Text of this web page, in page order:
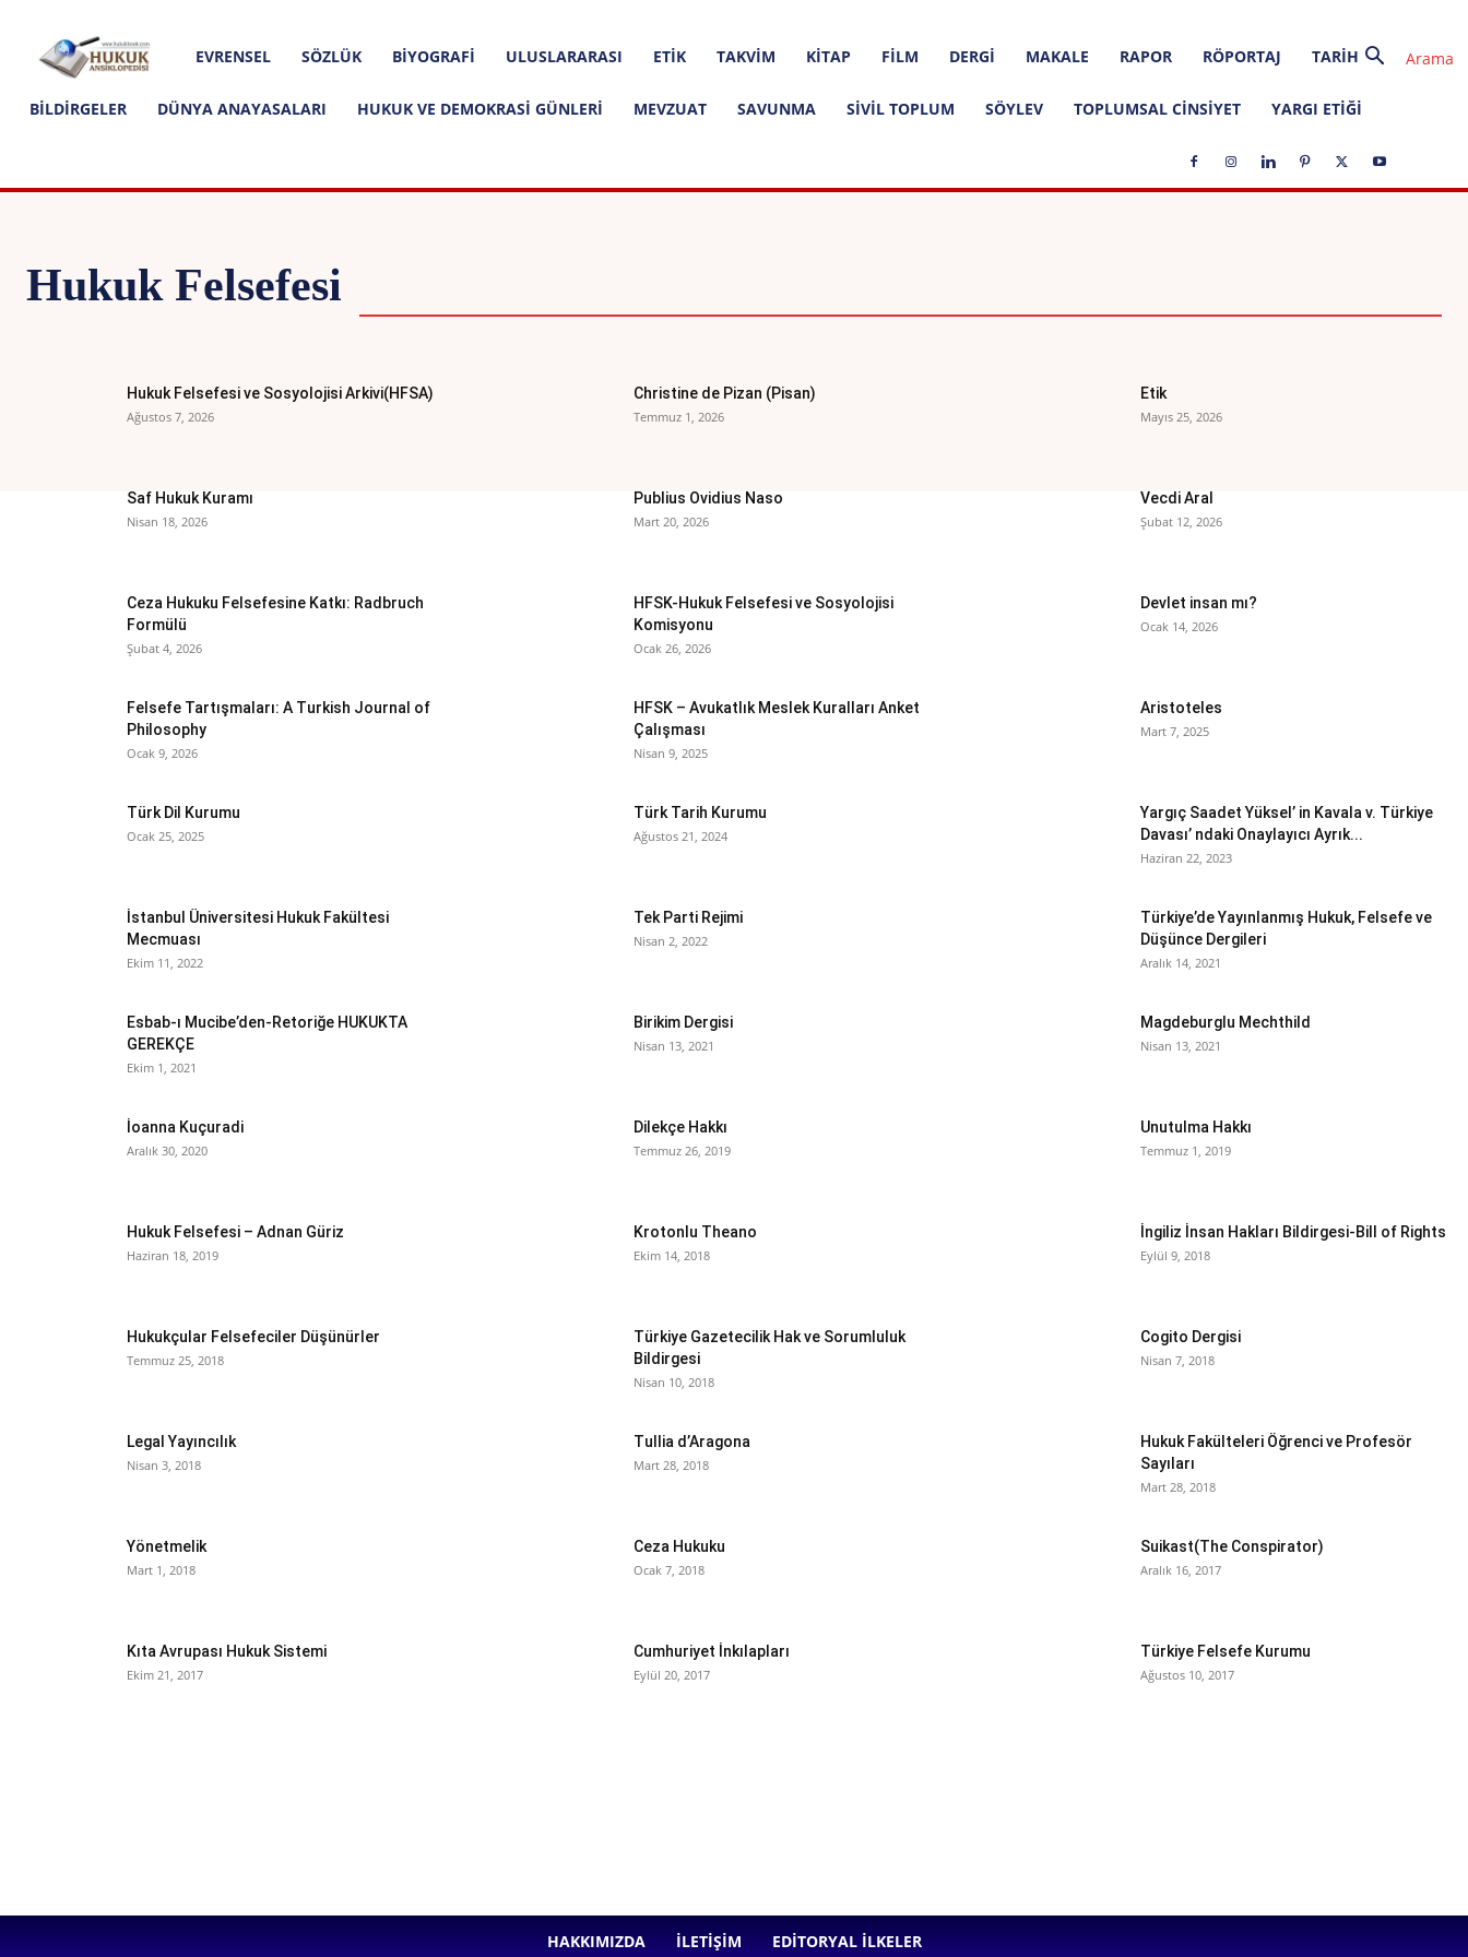
Hukuk
Ansiklopedisi
EVRENSEL SÖZLÜK BIYOGRAFI ULUSLARARASI ETIK TAKVIM KITAP FILM DERGI MAKALE RAPOR RÖPORTAJ TARIH
BILDIRGELER DÜNYA ANAYASALARI HUKUK VE DEMOKRASI GÜNLERI MEVZUAT SAVUNMA SIVIL TOPLUM SÖYLEV TOPLUMSAL CINSIYET YARGI ETIĞI
Hukuk Felsefesi
Hukuk Felsefesi ve Sosyolojisi Arkivi(HFSA)
Ağustos 7, 2026
Christine de Pizan (Pisan)
Temmuz 1, 2026
Etik
Mayıs 25, 2026
Saf Hukuk Kuramı
Nisan 18, 2026
Publius Ovidius Naso
Mart 20, 2026
Vecdi Aral
Şubat 12, 2026
Ceza Hukuku Felsefesine Katkı: Radbruch
Formülü
Şubat 4, 2026
HFSK-Hukuk Felsefesi ve Sosyolojisi
Komisyonu
Ocak 26, 2026
Devlet insan mı?
Ocak 14, 2026
Felsefe Tartışmaları: A Turkish Journal of
Philosophy
Ocak 9, 2026
HFSK – Avukatlık Meslek Kuralları Anket
Çalışması
Nisan 9, 2025
Aristoteles
Mart 7, 2025
Türk Dil Kurumu
Ocak 25, 2025
Türk Tarih Kurumu
Ağustos 21, 2024
Yargıç Saadet Yüksel’ in Kavala v. Türkiye
Davası’ ndaki Onaylayıcı Ayrık...
Haziran 22, 2023
İstanbul Üniversitesi Hukuk Fakültesi
Mecmuası
Ekim 11, 2022
Tek Parti Rejimi
Nisan 2, 2022
Türkiye’de Yayınlanmış Hukuk, Felsefe ve
Düşünce Dergileri
Aralık 14, 2021
Esbab-ı Mucibe’den-Retoriğe HUKUKTA
GEREKÇE
Ekim 1, 2021
Birikim Dergisi
Nisan 13, 2021
Magdeburglu Mechthild
Nisan 13, 2021
İoanna Kuçuradi
Aralık 30, 2020
Dilekçe Hakkı
Temmuz 26, 2019
Unutulma Hakkı
Temmuz 1, 2019
Hukuk Felsefesi – Adnan Güriz
Haziran 18, 2019
Krotonlu Theano
Ekim 14, 2018
İngiliz İnsan Hakları Bildirgesi-Bill of Rights
Eylül 9, 2018
Hukukçular Felsefeciler Düşünürler
Temmuz 25, 2018
Türkiye Gazetecilik Hak ve Sorumluluk
Bildirgesi
Nisan 10, 2018
Cogito Dergisi
Nisan 7, 2018
Legal Yayıncılık
Nisan 3, 2018
Tullia d’Aragona
Mart 28, 2018
Hukuk Fakülteleri Öğrenci ve Profesör
Sayıları
Mart 28, 2018
Yönetmelik
Mart 1, 2018
Ceza Hukuku
Ocak 7, 2018
Suikast(The Conspirator)
Aralık 16, 2017
Kıta Avrupası Hukuk Sistemi
Ekim 21, 2017
Cumhuriyet İnkılapları
Eylül 20, 2017
Türkiye Felsefe Kurumu
Ağustos 10, 2017
HAKKIMIZDA İLETIŞIM EDITORYAL İLKELER